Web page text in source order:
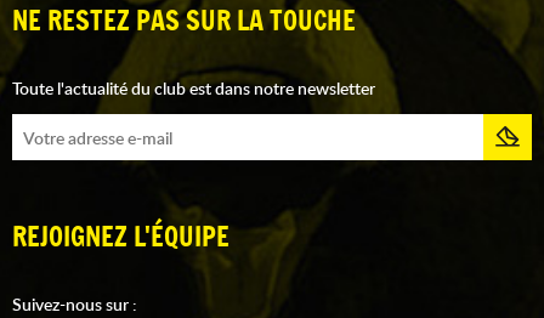
NE RESTEZ PAS SUR LA TOUCHE
Toute l'actualité du club est dans notre newsletter
REJOIGNEZ L'ÉQUIPE
Suivez-nous sur :